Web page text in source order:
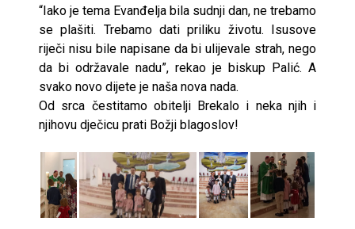
“Iako je tema Evanđelja bila sudnji dan, ne trebamo
se plašiti. Trebamo dati priliku životu. Isusove
riječi nisu bile napisane da bi ulijevale strah, nego
da bi održavale nadu”, rekao je biskup Palić. A
svako novo dijete je naša nova nada.
Od srca čestitamo obitelji Brekalo i neka njih i
njihovu dječicu prati Božji blagoslov!